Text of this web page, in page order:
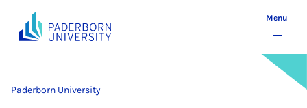
Menu
Paderborn University